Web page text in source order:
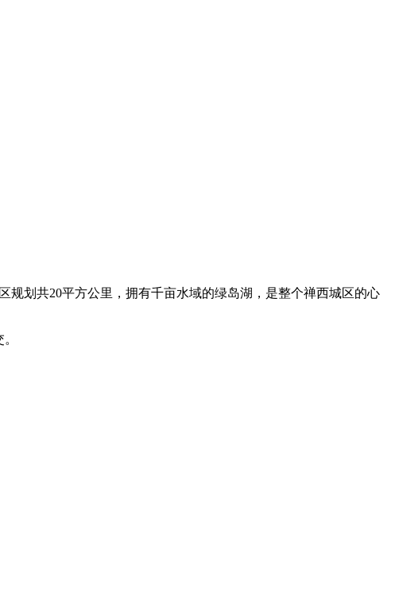
划共20平方公里，拥有千亩水域的绿岛湖，是整个禅西城区的心